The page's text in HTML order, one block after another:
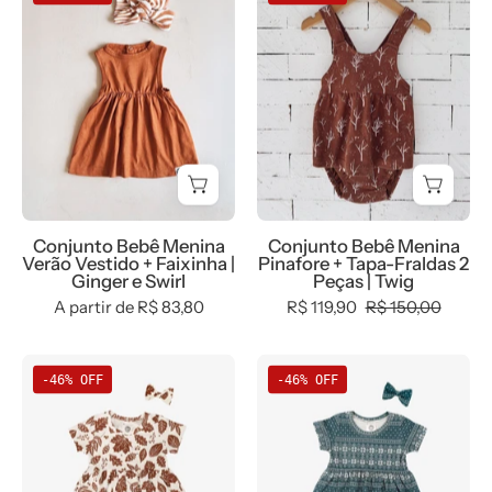
Bebê
Menina
Verão
Vestido
+
Faixinha
Ginger
e
Swirl
Conjunto Bebê Menina
Verão Vestido + Faixinha |
Ginger e Swirl
A partir de R$ 83,80
Bebê
Menina
Pinafore
+
Tapa-
Fraldas
2
Peças
|
Twig
Conjunto Bebê Menina
Pinafore + Tapa-Fraldas 2
Peças | Twig
R$ 119,90 R$ 150,00
Vestido
Verão
e
Laço
-46% OFF
Vestido
Verão
e
Laço
-46% OFF